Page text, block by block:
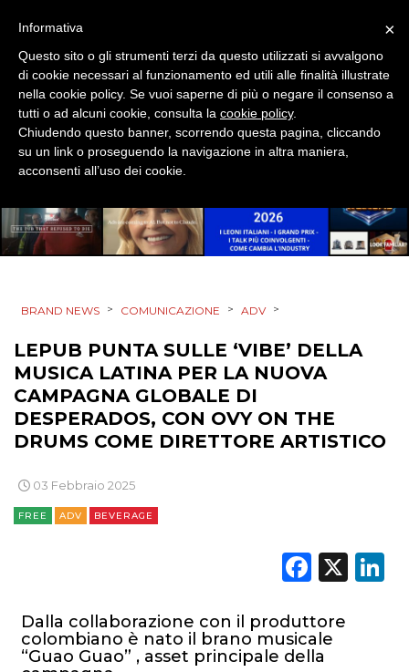
TV
DATI
RICERCHE
PREVISIONI/SCENARI
TREND
CASE HISTORY
OPINIONI
BRAND NEWS > COMUNICAZIONE > ADV >
LEPUB PUNTA SULLE ‘VIBE’ DELLA
MUSICA LATINA PER LA NUOVA
CAMPAGNA GLOBALE DI
DESPERADOS, CON OVY ON THE
DRUMS COME DIRETTORE ARTISTICO
03 Febbraio 2025
FREE ADV BEVERAGE
X
Dalla collaborazione con il produttore
colombiano è nato il brano musicale
“Guao Guao” , asset principale della
×
Informativa
Questo sito o gli strumenti terzi da questo utilizzati si avvalgono
di cookie necessari al funzionamento ed utili alle finalità illustrate
nella cookie policy. Se vuoi saperne di più o negare il consenso a
tutti o ad alcuni cookie, consulta la cookie policy.
Chiudendo questo banner, scorrendo questa pagina, cliccando
su un link o proseguendo la navigazione in altra maniera,
acconsenti all’uso dei cookie.